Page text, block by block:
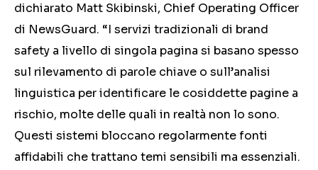
dichiarato Matt Skibinski, Chief Operating Officer
di NewsGuard. “I servizi tradizionali di brand
safety a livello di singola pagina si basano spesso
sul rilevamento di parole chiave o sull’analisi
linguistica per identificare le cosiddette pagine a
rischio, molte delle quali in realtà non lo sono.
Questi sistemi bloccano regolarmente fonti
affidabili che trattano temi sensibili ma essenziali.